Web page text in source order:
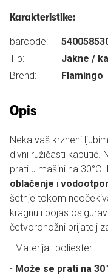
Karakteristike:
barcode:
Tip:
Jakne /
Brend:
Flamingo
Opis
Neka vaš krzneni
divni ružičasti kaputić.
prati u mašini na 30°C.
oblačenje i
šetnje tokom
kragnu i pojas
četvoronožni prijatelj
- Materijal: poliester
- Može se prati na